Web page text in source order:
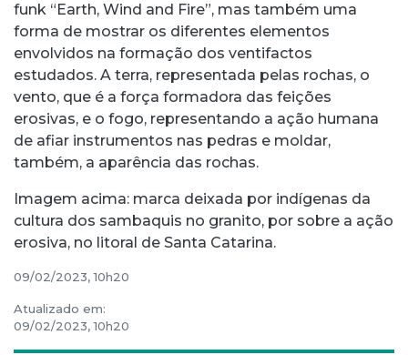
funk “Earth, Wind and Fire”, mas também uma
forma de mostrar os diferentes elementos
envolvidos na formação dos ventifactos
estudados. A terra, representada pelas rochas, o
vento, que é a força formadora das feições
erosivas, e o fogo, representando a ação humana
de afiar instrumentos nas pedras e moldar,
também, a aparência das rochas.
Imagem acima: marca deixada por indígenas da
cultura dos sambaquis no granito, por sobre a ação
erosiva, no litoral de Santa Catarina.
09/02/2023, 10h20
Atualizado em:
09/02/2023, 10h20